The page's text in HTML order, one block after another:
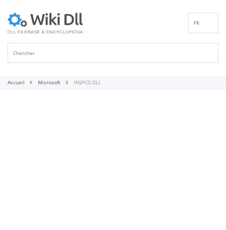
FR
Accueil Microsoft IMJPCD.DLL